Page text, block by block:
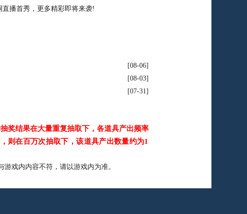
直播首秀，更多精彩即将来袭!
08-06
08-03
07-31
奖结果在大量重复抽取下，各道具产出频率
则在百万次抽取下，该道具产出数量约为1
戏内内容不符，请以游戏内为准。